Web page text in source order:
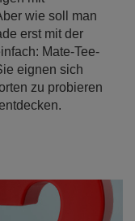
zu probieren